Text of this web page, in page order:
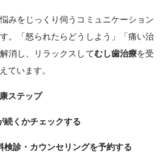
みをじっくり伺うコミュニケーション
。「怒られたらどうしよう」「痛い治
消し、リラックスしてむし歯治療を受
ています。
ステップ
続くかチェックする
検診・カウンセリングを予約する